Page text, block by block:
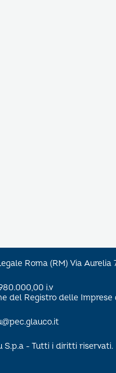
Roma (RM) Via
i.v
del Registro delle Imprese
S.p.a - Tutti i diritti riservati.